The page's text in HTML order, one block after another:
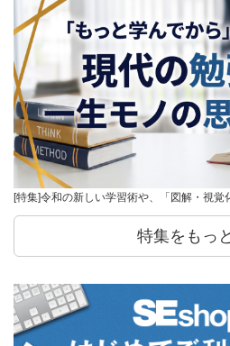
[特集]令和の新しい学習術や、「図解・視覚
特集をもっ